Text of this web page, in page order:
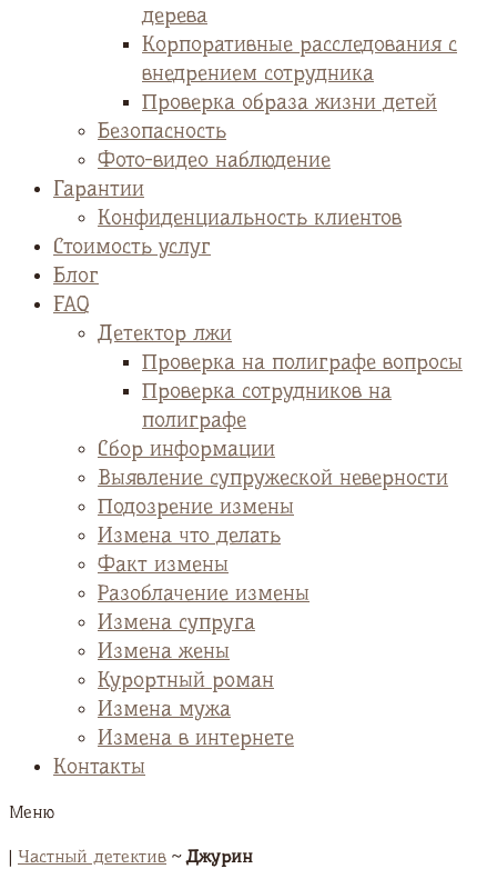
дерева
Корпоративные расследования с
внедрением сотрудника
Проверка образа жизни детей
Безопасность
Фото-видео наблюдение
Гарантии
Конфиденциальность клиентов
Стоимость услуг
Блог
FAQ
Детектор лжи
Проверка на полиграфе вопросы
Проверка сотрудников на
полиграфе
Сбор информации
Выявление супружеской неверности
Подозрение измены
Измена что делать
Факт измены
Разоблачение измены
Измена супруга
Измена жены
Курортный роман
Измена мужа
Измена в интернете
Контакты
Меню
| Частный детектив ~Джурин